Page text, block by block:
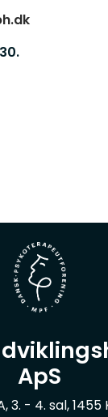
ApS
- 4. sal, 1455